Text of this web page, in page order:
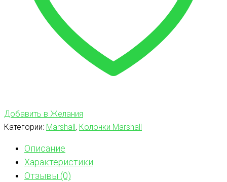
Добавить в Желания
Категории: Marshall, Колонки Marshall
Описание
Характеристики
Отзывы (0)